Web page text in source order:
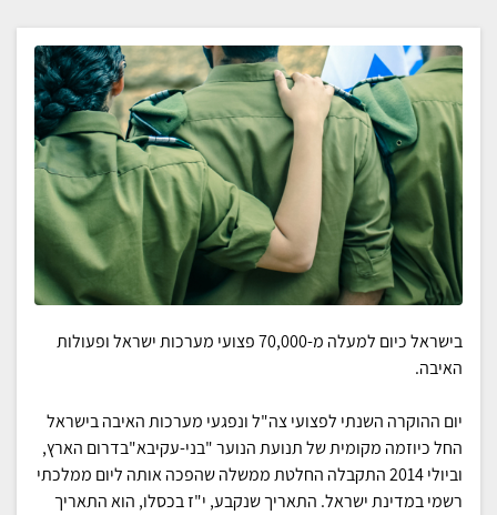
בישראל כיום למעלה מ-70,000 פצועי מערכות ישראל ופעולות
האיבה.
יום ההוקרה השנתי לפצועי צה"ל ונפגעי מערכות האיבה בישראל
החל כיוזמה מקומית של תנועת הנוער "בני-עקיבא"בדרום הארץ,
וביולי 2014 התקבלה החלטת ממשלה שהפכה אותה ליום ממלכתי
רשמי במדינת ישראל. התאריך שנקבע, י"ז בכסלו, הוא התאריך